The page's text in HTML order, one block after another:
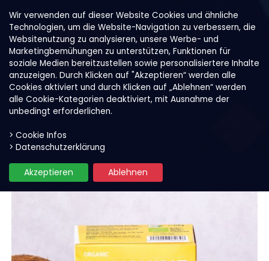
Wir verwenden auf dieser Website Cookies und ähnliche
Technologien, um die Website-Navigation zu verbessern, die
Websitenutzung zu analysieren, unsere Werbe- und
Marketingbemühungen zu unterstützen, Funktionen für
soziale Medien bereitzustellen sowie personalisiertere Inhalte
anzuzeigen. Durch Klicken auf "Akzeptieren“ werden alle
Cookies aktiviert und durch Klicken auf „Ablehnen“ werden
alle Cookie-Kategorien deaktiviert, mit Ausnahme der
unbedingt erforderlichen.
> Cookie Infos
> Datenschutzerklärung
Ablehnen
Akzeptieren
Unsere Produkte